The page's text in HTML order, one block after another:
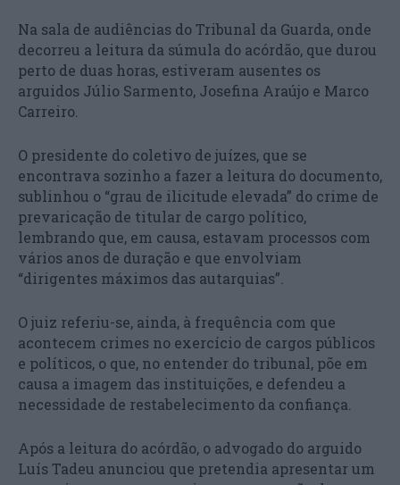
Na sala de audiências do Tribunal da Guarda, onde
decorreu a leitura da súmula do acórdão, que durou
perto de duas horas, estiveram ausentes os
arguidos Júlio Sarmento, Josefina Araújo e Marco
Carreiro.
O presidente do coletivo de juízes, que se
encontrava sozinho a fazer a leitura do documento,
sublinhou o “grau de ilicitude elevada” do crime de
prevaricação de titular de cargo político,
lembrando que, em causa, estavam processos com
vários anos de duração e que envolviam
“dirigentes máximos das autarquias”.
O juiz referiu-se, ainda, à frequência com que
acontecem crimes no exercício de cargos públicos
e políticos, o que, no entender do tribunal, põe em
causa a imagem das instituições, e defendeu a
necessidade de restabelecimento da confiança.
Após a leitura do acórdão, o advogado do arguido
Luís Tadeu anunciou que pretendia apresentar um